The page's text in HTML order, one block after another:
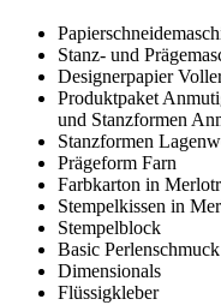
Stanz- und
Designerpapier
Produktpaket
und Stanzformen
Stanzformen
Prägeform Farn
Farbkarton in
Stempelkissen in
Stempelblock
Basic
Dimensionals
Flüssigkleber